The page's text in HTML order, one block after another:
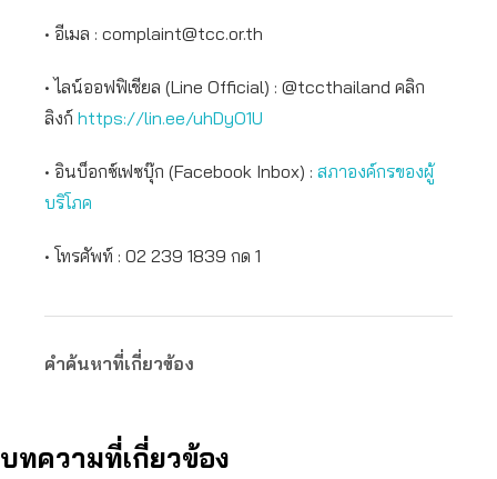
• อีเมล : complaint@tcc.or.th
• ไลน์ออฟฟิเชียล (Line Official) : @tccthailand คลิก
ลิงก์ https://lin.ee/uhDyO1U
• อินบ็อกซ์เฟซบุ๊ก (Facebook Inbox) : สภาองค์กรของผู้
บริโภค
• โทรศัพท์ : 02 239 1839 กด 1
คำค้นหาที่เกี่ยวข้อง
บทความที่เกี่ยวข้อง